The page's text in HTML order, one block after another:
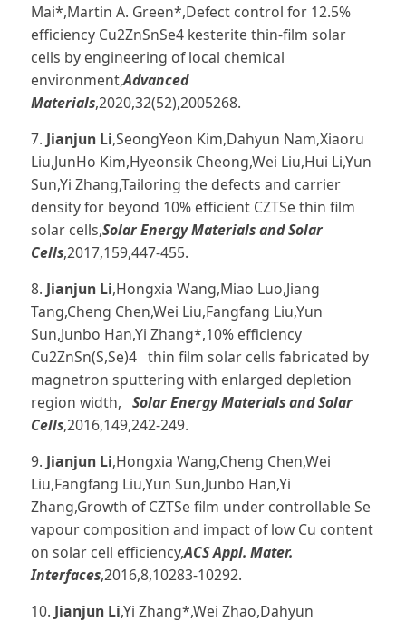
Mai*,Martin A. Green*,Defect control for 12.5%
efficiency Cu2ZnSnSe4 kesterite thin-film solar
cells by engineering of local chemical
environment,Advanced
Materials,2020,32(52),2005268.
7. Jianjun Li,SeongYeon Kim,Dahyun Nam,Xiaoru
Liu,JunHo Kim,Hyeonsik Cheong,Wei Liu,Hui Li,Yun
Sun,Yi Zhang,Tailoring the defects and carrier
density for beyond 10% efficient CZTSe thin film
solar cells,Solar Energy Materials and Solar
Cells,2017,159,447-455.
8. Jianjun Li,Hongxia Wang,Miao Luo,Jiang
Tang,Cheng Chen,Wei Liu,Fangfang Liu,Yun
Sun,Junbo Han,Yi Zhang*,10% efficiency
Cu2ZnSn(S,Se)4 thin film solar cells fabricated by
magnetron sputtering with enlarged depletion
region width, Solar Energy Materials and Solar
Cells,2016,149,242-249.
9. Jianjun Li,Hongxia Wang,Cheng Chen,Wei
Liu,Fangfang Liu,Yun Sun,Junbo Han,Yi
Zhang,Growth of CZTSe film under controllable Se
vapour composition and impact of low Cu content
on solar cell efficiency,ACS Appl. Mater.
Interfaces,2016,8,10283-10292.
10. Jianjun Li,Yi Zhang*,Wei Zhao,Dahyun